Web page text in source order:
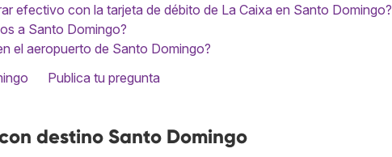
efectivo con la tarjeta de débito de La Caixa en Santo Domingo?
a Santo Domingo?
el aeropuerto de Santo Domingo?
Publica tu pregunta
destino Santo Domingo